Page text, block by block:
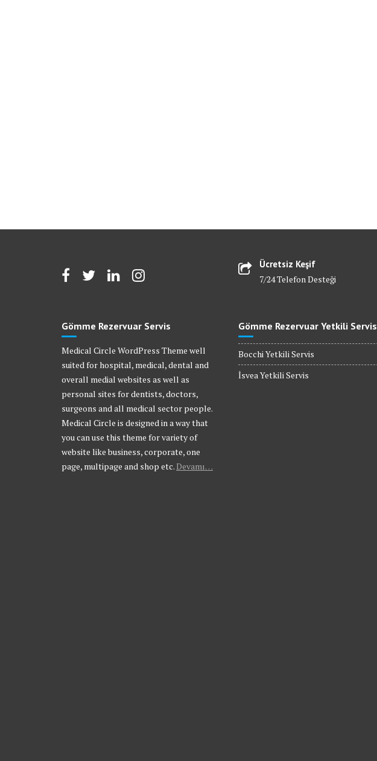
Ücretsiz Keşif
7/24 Telefon Desteği
Gömme Rezervuar Servis
Medical Circle WordPress Theme well
suited for hospital, medical, dental and
overall medial websites as well as
personal sites for dentists, doctors,
surgeons and all medical sector people.
Medical Circle is designed in a way that
you can use this theme for variety of
website like business, corporate, one
page, multipage and shop etc.Devamı…
Gömme Rezervuar Yetkili Servis
Bocchi Yetkili Servis
İsvea Yetkili Servis